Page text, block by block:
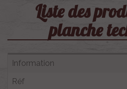
Liste des
planche